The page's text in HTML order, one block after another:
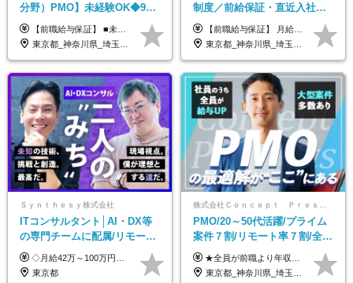
分野）PMO】未経験OK◆9期
連続大幅増益！AI企業へ進化
中◆ポジション多数
【前職給与保証】 ■未経験者： 月給30万円～35万円 ■ローキャリア（経験目安1年程度）： 月給35万円～40万円 ■経験者（経験目安3年以上）： 月給40万円～60万円 ■即戦力（経験目安5年以上）： 月給45万円～80万円 ※上記金額には固定残業代30時間分 【未経験者5万5000円～7万3000円、 ローキャリア6万4000円～7万3000円、 経験者5万8000円～10万9000円、 即戦力8万2000円～14万5000円】を含みます。 ※30時間を超える場合は追加で全額支給します。 ※経験・能力・前職給与などを総合的に評価したうえでご納得いただけるよう個別決定。 未経験者の場合、前職給与とポテンシャルを査定のうえ決定いたします。 ※日本国内でのIT業界経験、または同等の実務経験と能力に応じて決定します。 ※前職給与は日本円かつ、日本国内での実績に基づき評価します。 【納得の評価システム】 ★クォーター毎に査定する評価制度導入！ 明確な評価基準で翌年度年収を上げましょう！ ★評価対象期間に在籍中のほとんどの社員が昇給し 年収アップを実現しています！ ★様々なインセンティブ制度を用意し多角的に正当評価しています！ ※試用期間6カ月（期間中の待遇等に差異なし）
東京都_神奈川県_埼玉県_千葉県
制度／前給保証・直近入社メ
ンバー平均108万円年収UP／
プライム上場企業案件多数
【前職給与保証】 月給35万円～70万円＋賞与年2回＋各種手当 ※前職の給与・スキル・経験を考慮の上、決定いたします。 ※月給には固定残業代（月30時間分／5万円～10万円）を含みます。超過分は別途全額支給いたします。 ＜月収例＞ ◇月収35万円＋決算賞与（最大2回）／経験2年 ◇月収39万円＋決算賞与（最大2回）／経験3年 ◇月収50万円＋決算賞与（最大2回）／経験5年 ＜経験別年収イメージ＞ ①想定年収550~650万円 ・PLまたはPM経験あり ・エンジニア経験3年以上 ②想定年収650~800万円 ・PL経験3年以上 ・PM経験あり ・エンジニア経験5年以上 ③想定年収800~900万円 ・PM経験3年以上 ・エンジニア経験5年以上 ④想定年収900万円以上 ・PL/PM経験 5年以上 ・要件定義からの上流工程経験 5年以上 ・開発経験10年以上で、プロジェクトの全工程を一人称で作業可能
東京都_神奈川県_埼玉県_千葉県_大阪府_愛知県_北海道_青森県_岩手県_宮城県_秋田県_山形県_福島県_茨城県_栃木県_群馬県_新潟県_山梨県_長野県_富山県_石川県_福井県_静岡県_岐阜県_三重県_兵庫県_京都府_滋賀県_奈良県_和歌山県_広島県_岡山県_鳥取県_島根県_山口県_徳島県_香川県_愛媛県_高知県_福岡県_熊本県_佐賀県_長崎県_大分県_宮崎県_鹿児島県_沖縄県
Ｓｙｎｔｈｅｓｙ株式会社
ITコンサルタント│AI・DX等
の専門チームに配属/リモート
×フレックス/Big4と同水準の
給与・待遇
◇月給42万～100万円＋賞与年2回 └年収900～1600万円可能 ★☆年収例☆★ ◎37歳・元開発エンジニア └年収900万（2年後に年収150万UP実績） ◎40歳・元SierのPM └年収1400万（2年後に年収300万UP実績） ◎43歳・元コンサルタント └年収1600万（2年後に年収200万UP実績） ※経験・スキルを考慮し決定します ※試用期間3～6カ月あり（その間の待遇に差異はありません） 【固定残業代について】 なし（残業代は、実際の労働時間に応じて別途全額支給）
東京都
PMO/20～50代活躍/プライム
案件７割/リモート率７割/全員
前職より年収UP/有給取得率
100%
★全員が前職より年収UPを実現！ ★前職給与より120％アップ実績あり ★前職給与を最大限に考慮 ★入社4年目で年収800万円の社員も在籍！ 年俸420万円～960万円（1/12を毎月支給）＋インセンティブ＋各種手当 ※経験・スキルを考慮の上、決定します ※試用期間6ヶ月あり（期間中の給与、待遇に差異はありません） ※上記金額には固定残業代(月20時間／月5.6万円)を含みます ※超過分は別途全額支給します
東京都_神奈川県_埼玉県_千葉県